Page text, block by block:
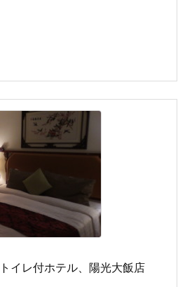
イレ付ホテル、陽光大飯店